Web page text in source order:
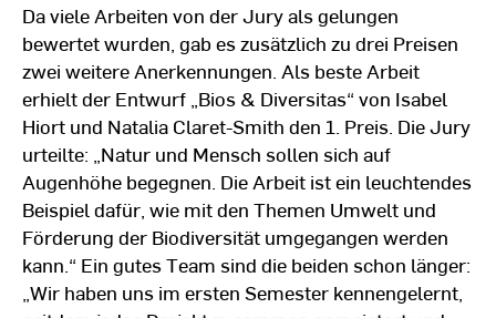
Da viele Arbeiten von der Jury als gelungen
bewertet wurden, gab es zusätzlich zu drei Preisen
zwei weitere Anerkennungen. Als beste Arbeit
erhielt der Entwurf „Bios & Diversitas“ von Isabel
Hiort und Natalia Claret-Smith den 1. Preis. Die Jury
urteilte: „Natur und Mensch sollen sich auf
Augenhöhe begegnen. Die Arbeit ist ein leuchtendes
Beispiel dafür, wie mit den Themen Umwelt und
Förderung der Biodiversität umgegangen werden
kann.“ Ein gutes Team sind die beiden schon länger:
„Wir haben uns im ersten Semester kennengelernt,